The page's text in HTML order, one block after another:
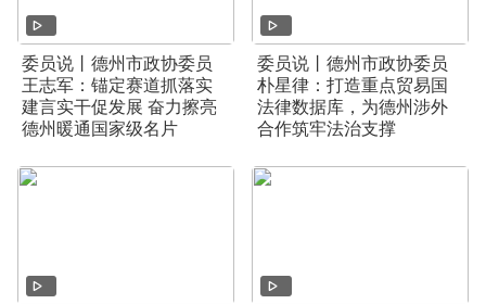
委员说丨德州市政协委员
王志军：锚定赛道抓落实
建言实干促发展 奋力擦亮
德州暖通国家级名片
委员说丨德州市政协委员
朴星律：打造重点贸易国
法律数据库，为德州涉外
合作筑牢法治支撑